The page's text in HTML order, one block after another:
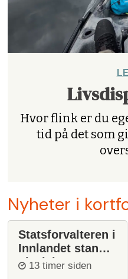
Hvor flink er du
tid på det som
Nyheter i
Statsforvalteren i
Innlandet stanser
ulvejakt
13 timer siden